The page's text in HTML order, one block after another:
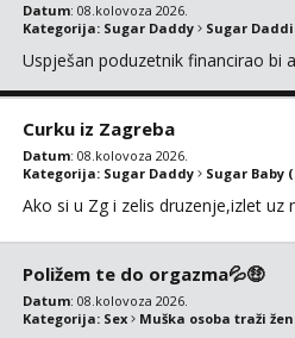
Datum: 08.kolovoza 2026.
Kategorija: Sugar Daddy Sugar
Uspješan poduzetnik financirao bi
Curku iz Zagreba
Datum: 08.kolovoza 2026.
Kategorija: Sugar Daddy Sugar Baby
Ako si u Zg i zelis druzenje,izlet uz
Poližem te do orgazma💦🤑
Datum: 08.kolovoza 2026.
Kategorija: Sex Muška osoba traži